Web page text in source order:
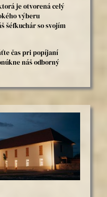
je otvorená celý
výberu
šéfkuchár so svojím
čas pri popíjaní
náš odborný